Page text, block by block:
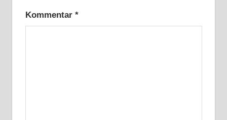
Kommentar *